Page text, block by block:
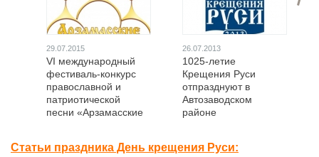
29.07.2015
VI международный
фестиваль-конкурс
православной и
патриотической
песни «Арзамасские
области
26.07.2013
1025-летие
Крещения Руси
отпразднуют в
Автозаводском
районе
Статьи праздника День крещения Руси: